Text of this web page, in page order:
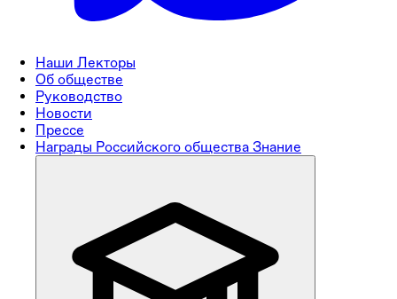
Наши Лекторы
Об обществе
Руководство
Новости
Прессе
Награды Российского общества Знание